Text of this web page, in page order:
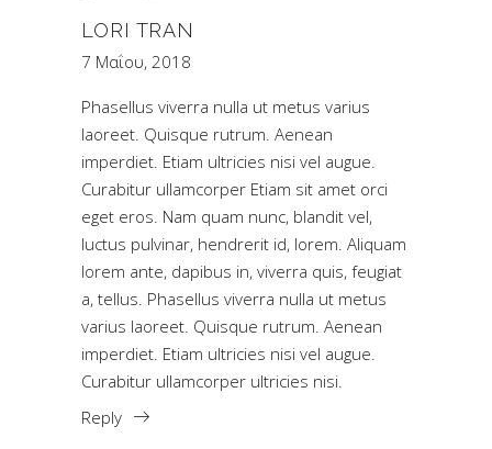
LORI TRAN
7 Μαΐου, 2018
Phasellus viverra nulla ut metus varius
laoreet. Quisque rutrum. Aenean
imperdiet. Etiam ultricies nisi vel augue.
Curabitur ullamcorper Etiam sit amet orci
eget eros. Nam quam nunc, blandit vel,
luctus pulvinar, hendrerit id, lorem. Aliquam
lorem ante, dapibus in, viverra quis, feugiat
a, tellus. Phasellus viverra nulla ut metus
varius laoreet. Quisque rutrum. Aenean
imperdiet. Etiam ultricies nisi vel augue.
Curabitur ullamcorper ultricies nisi.
Reply